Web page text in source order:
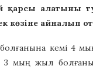
алатыны
көзіне айналып
кемі 4
жыл болғанын